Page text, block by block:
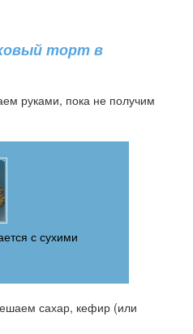
торт в
руками, пока не получим
с сухими
сахар, кефир (или